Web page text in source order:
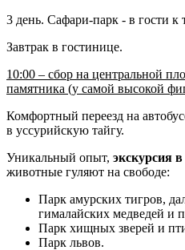
3 день. Сафари-парк - в гости к
Завтрак в гостинице.
10:00 – сбор на центральной
памятника (у самой высокой
Комфортный переезд на
в уссурийскую тайгу.
Уникальный опыт, экскурсия
животные гуляют на свободе:
Парк амурских тигров,
гималайских медведей и
Парк хищных зверей и
Парк львов.